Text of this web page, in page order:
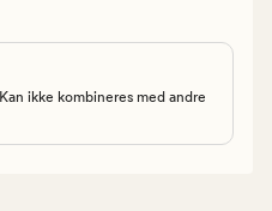
ikke kombineres med andre